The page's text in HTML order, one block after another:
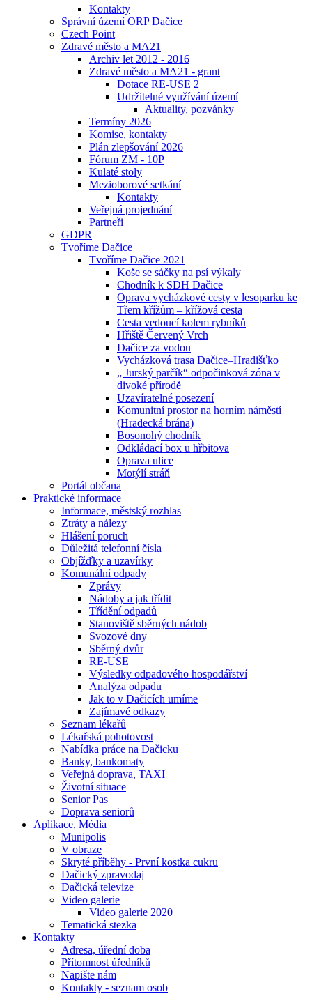
Kontakty
Správní území ORP Dačice
Czech Point
Zdravé město a MA21
Archiv let 2012 - 2016
Zdravé město a MA21 - grant
Dotace RE-USE 2
Udržitelné využívání území
Aktuality, pozvánky
Termíny 2026
Komise, kontakty
Plán zlepšování 2026
Fórum ZM - 10P
Kulaté stoly
Mezioborové setkání
Kontakty
Veřejná projednání
Partneři
GDPR
Tvoříme Dačice
Tvoříme Dačice 2021
Koše se sáčky na psí výkaly
Chodník k SDH Dačice
Oprava vycházkové cesty v lesoparku ke
Třem křížům – křížová cesta
Cesta vedoucí kolem rybníků
Hřiště Červený Vrch
Dačice za vodou
Vycházková trasa Dačice–Hradišťko
„ Jurský parčík“ odpočinková zóna v
divoké přírodě
Uzavíratelné posezení
Komunitní prostor na horním náměstí
(Hradecká brána)
Bosonohý chodník
Odkládací box u hřbitova
Oprava ulice
Motýlí stráň
Portál občana
Praktické informace
Informace, městský rozhlas
Ztráty a nálezy
Hlášení poruch
Důležitá telefonní čísla
Objížďky a uzavírky
Komunální odpady
Zprávy
Nádoby a jak třídit
Třídění odpadů
Stanoviště sběrných nádob
Svozové dny
Sběrný dvůr
RE-USE
Výsledky odpadového hospodářství
Analýza odpadu
Jak to v Dačicích umíme
Zajímavé odkazy
Seznam lékařů
Lékařská pohotovost
Nabídka práce na Dačicku
Banky, bankomaty
Veřejná doprava, TAXI
Životní situace
Senior Pas
Doprava seniorů
Aplikace, Média
Munipolis
V obraze
Skryté příběhy - První kostka cukru
Dačický zpravodaj
Dačická televize
Video galerie
Video galerie 2020
Tematická stezka
Kontakty
Adresa, úřední doba
Přítomnost úředníků
Napište nám
Kontakty - seznam osob